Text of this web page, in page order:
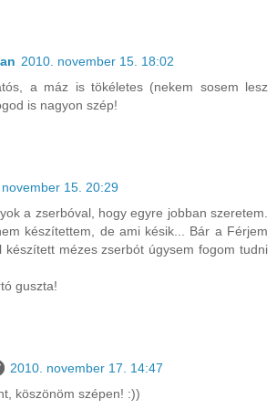
2010. november 15. 18:02
a máz is tökéletes (nekem sosem lesz
is nagyon szép!
15. 20:29
a zserbóval, hogy egyre jobban szeretem.
készítettem, de ami késik... Bár a Férjem
készített mézes zserbót úgysem fogom tudni
guszta!
2010. november 17. 14:47
köszönöm szépen! :))